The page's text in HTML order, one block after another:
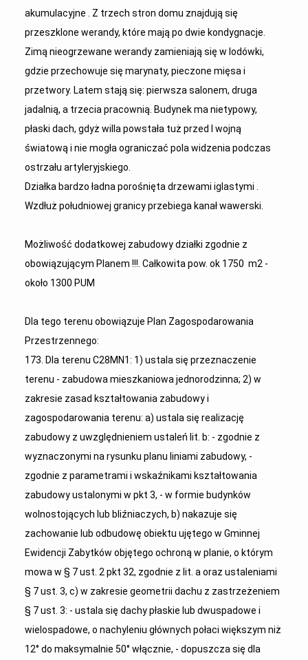
akumulacyjne . Z trzech stron domu znajdują się
przeszklone werandy, które mają po dwie kondygnacje.
Zimą nieogrzewane werandy zamieniają się w lodówki,
gdzie przechowuje się marynaty, pieczone mięsa i
przetwory. Latem stają się: pierwsza salonem, druga
jadalnią, a trzecia pracownią. Budynek ma nietypowy,
płaski dach, gdyż willa powstała tuż przed I wojną
światową i nie mogła ograniczać pola widzenia podczas
ostrzału artyleryjskiego.
Działka bardzo ładna porośnięta drzewami iglastymi .
Wzdłuż południowej granicy przebiega kanał wawerski.
Możliwość dodatkowej zabudowy działki zgodnie z
obowiązującym Planem !!!. Całkowita pow. ok 1750 m2 -
około 1300 PUM
Dla tego terenu obowiązuje Plan Zagospodarowania
Przestrzennego:
173. Dla terenu C28MN1: 1) ustala się przeznaczenie
terenu - zabudowa mieszkaniowa jednorodzinna; 2) w
zakresie zasad kształtowania zabudowy i
zagospodarowania terenu: a) ustala się realizację
zabudowy z uwzględnieniem ustaleń lit. b: - zgodnie z
wyznaczonymi na rysunku planu liniami zabudowy, -
zgodnie z parametrami i wskaźnikami kształtowania
zabudowy ustalonymi w pkt 3, - w formie budynków
wolnostojących lub bliźniaczych, b) nakazuje się
zachowanie lub odbudowę obiektu ujętego w Gminnej
Ewidencji Zabytków objętego ochroną w planie, o którym
mowa w § 7 ust. 2 pkt 32, zgodnie z lit. a oraz ustaleniami
§ 7 ust. 3, c) w zakresie geometrii dachu z zastrzeżeniem
§ 7 ust. 3: - ustala się dachy płaskie lub dwuspadowe i
wielospadowe, o nachyleniu głównych połaci większym niż
12° do maksymalnie 50° włącznie, - dopuszcza się dla